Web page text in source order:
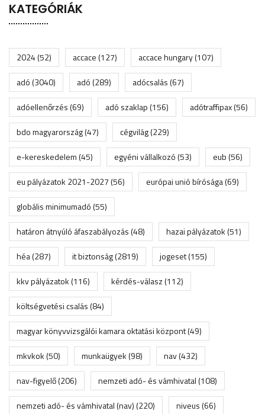
KATEGÓRIÁK
2024(52) accace(127) accace hungary(107)
adó(3040) adó(289) adócsalás(67)
adóellenőrzés(69) adó szaklap(156) adótraffipax(56)
bdo magyarország(47) cégvilág(229)
e-kereskedelem(45) egyéni vállalkozó(53) eub(56)
eu pályázatok 2021-2027(56) európai unió bírósága(69)
globális minimumadó(55)
határon átnyúló áfaszabályozás(48) hazai pályázatok(51)
héa(287) it biztonság(2819) jogeset(155)
kkv pályázatok(116) kérdés-válasz(112)
költségvetési csalás(84)
magyar könyvvizsgálói kamara oktatási központ(49)
mkvkok(50) munkaügyek(98) nav(432)
nav-figyelő(206) nemzeti adó- és vámhivatal(108)
nemzeti adó- és vámhivatal (nav)(220) niveus(66)